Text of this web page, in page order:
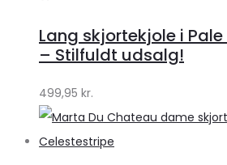
Klædeskabet.dk
Lang skjortekjole i Pale
– Stilfuldt udsalg!
499,95 kr.